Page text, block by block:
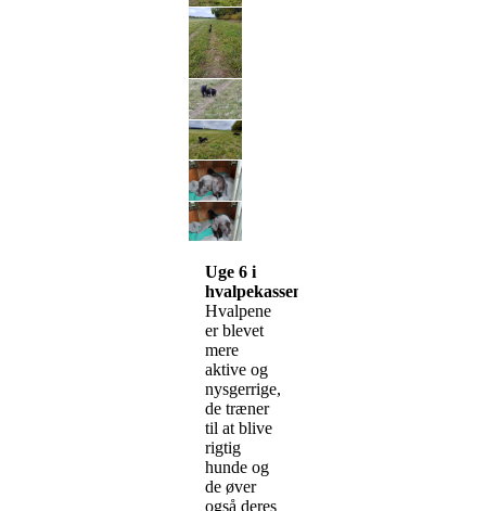
Uge 6 i
hvalpekassen
Hvalpene
er blevet
mere
aktive og
nysgerrige,
de træner
til at blive
rigtig
hunde og
de øver
også deres